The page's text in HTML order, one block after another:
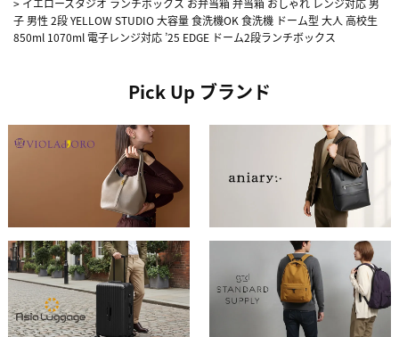
> イエロースタジオ ランチボックス お弁当箱 弁当箱 おしゃれ レンジ対応 男
子 男性 2段 YELLOW STUDIO 大容量 食洗機OK 食洗機 ドーム型 大人 高校生
850ml 1070ml 電子レンジ対応 ’25 EDGE ドーム2段ランチボックス
Pick Up ブランド